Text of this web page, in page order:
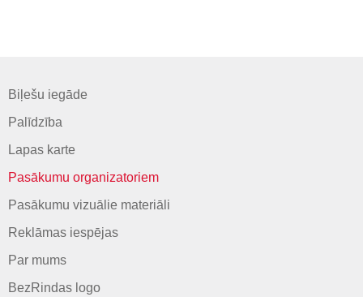
Biļešu iegāde
Palīdzība
Lapas karte
Pasākumu organizatoriem
Pasākumu vizuālie materiāli
Reklāmas iespējas
Par mums
BezRindas logo